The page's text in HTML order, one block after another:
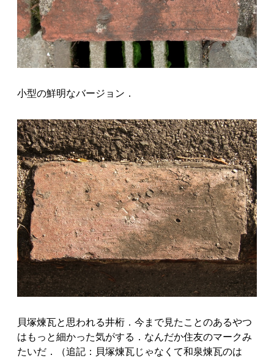
小型の鮮明なバージョン．
貝塚煉瓦と思われる井桁．今まで見たことのあるやつ
はもっと細かった気がする．なんだか住友のマークみ
たいだ．（追記：貝塚煉瓦じゃなくて和泉煉瓦のは